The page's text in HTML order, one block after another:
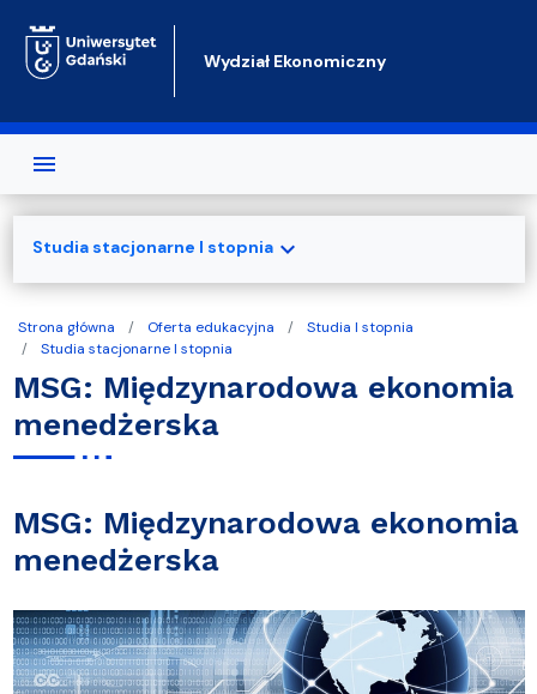
Wydział Ekonomiczny
Strona główna Oferta edukacyjna
Studia I stopnia
Studia stacjonarne I stopnia
MSG: Międzynarodowa ekonomia
menedżerska
MSG: Międzynarodowa ekonomia
menedżerska
Studia stacjonarne I stopniaexpand_more